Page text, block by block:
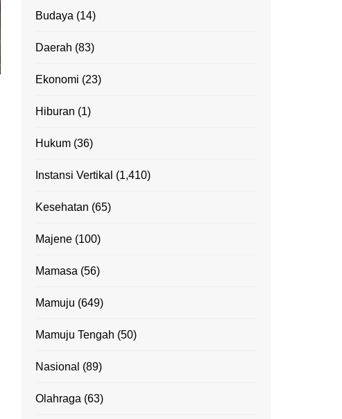
Budaya (14)
Daerah (83)
Ekonomi (23)
Hiburan (1)
Hukum (36)
Instansi Vertikal (1,410)
Kesehatan (65)
Majene (100)
Mamasa (56)
Mamuju (649)
Mamuju Tengah (50)
Nasional (89)
Olahraga (63)